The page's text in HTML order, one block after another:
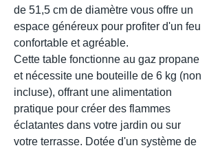
de 51,5 cm de diamètre vous offre un
espace généreux pour profiter d'un feu
confortable et agréable.
Cette table fonctionne au gaz propane
et nécessite une bouteille de 6 kg (non
incluse), offrant une alimentation
pratique pour créer des flammes
éclatantes dans votre jardin ou sur
votre terrasse. Dotée d'un système de